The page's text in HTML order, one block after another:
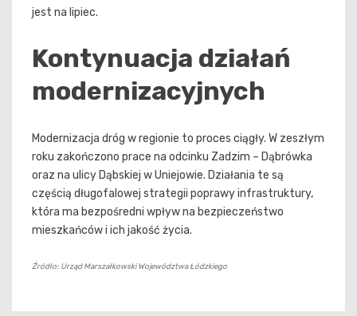
jest na lipiec.
Kontynuacja działań
modernizacyjnych
Modernizacja dróg w regionie to proces ciągły. W zeszłym
roku zakończono prace na odcinku Zadzim – Dąbrówka
oraz na ulicy Dąbskiej w Uniejowie. Działania te są
częścią długofalowej strategii poprawy infrastruktury,
która ma bezpośredni wpływ na bezpieczeństwo
mieszkańców i ich jakość życia.
Źródło: Urząd Marszałkowski Województwa Łódzkiego